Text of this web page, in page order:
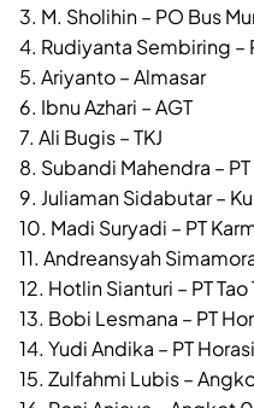
3. M. Sholihin – PO Bus
4. Rudiyanta Sembiring
5. Ariyanto – Almasar
6. Ibnu Azhari – AGT
7. Ali Bugis – TKJ
8. Subandi Mahendra –
9. Juliaman Sidabutar –
10. Madi Suryadi – PT
11. Andreansyah
12. Hotlin Sianturi – PT
13. Bobi Lesmana – PT
14. Yudi Andika – PT
15. Zulfahmi Lubis –